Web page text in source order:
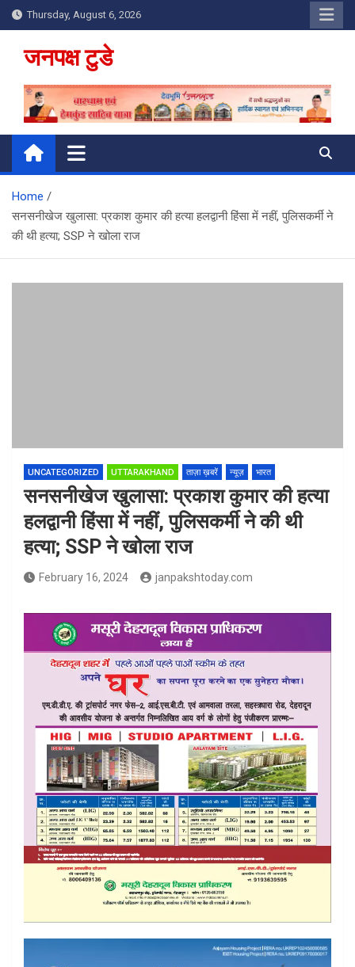
Skip
to
content
Thursday, August 6, 2026
जनपक्ष टुडे
Home
सनसनीखेज खुलासा: प्रकाश कुमार की हत्या हलद्वानी हिंसा में नहीं, पुलिसकर्मी ने
की थी हत्या; SSP ने खोला राज
UNCATEGORIZED UTTARAKHAND ताज़ा ख़बरें न्यूज़ भारत
सनसनीखेज खुलासा: प्रकाश कुमार की हत्या
हलद्वानी हिंसा में नहीं, पुलिसकर्मी ने की थी
हत्या; SSP ने खोला राज
February 16, 2024 janpakshtoday.com